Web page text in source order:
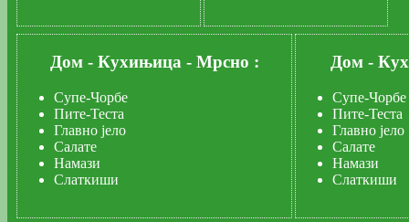
Дом - Кухињица - Мрсно :
Супе-Чорбе
Пите-Теста
Главно јело
Салате
Намази
Слаткиши
Дом -
Супе-Чорбе
Пите-Теста
Главно јело
Салате
Намази
Слаткиши